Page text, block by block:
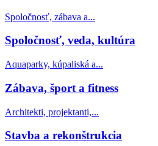
Spoločnosť, zábava a...
Spoločnosť, veda, kultúra
Aquaparky, kúpaliská a...
Zábava, šport a fitness
Architekti, projektanti,...
Stavba a rekonštrukcia